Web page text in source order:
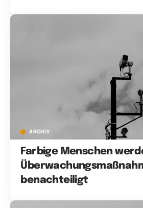
ARCHIV
Farbige Menschen
benachteiligt